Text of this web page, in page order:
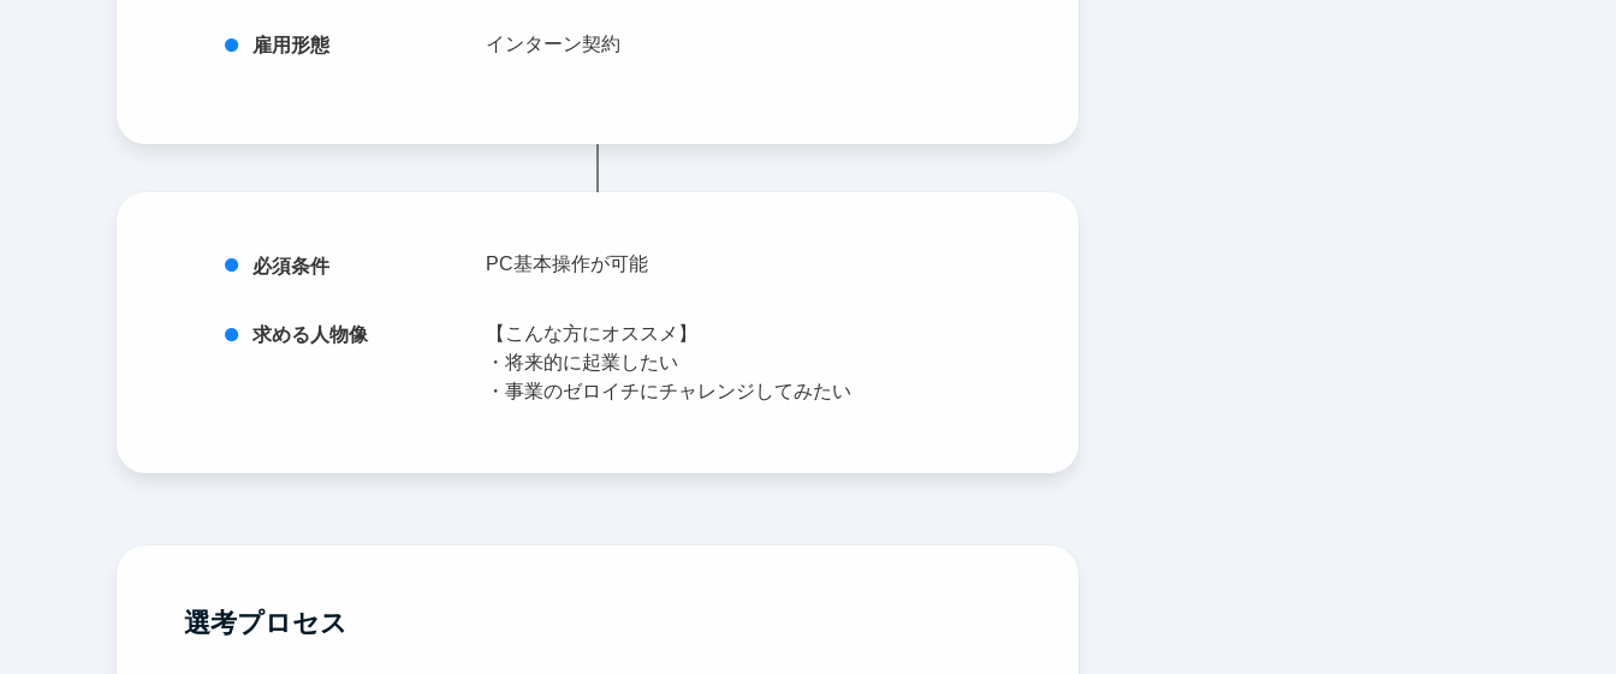
雇用形態 インターン契約
必須条件 PC基本操作が可能
求める人物像
【こんな方にオススメ】
・将来的に起業したい
・事業のゼロイチにチャレンジしてみたい
選考プロセス